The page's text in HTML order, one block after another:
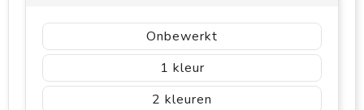
Onbewerkt
1
2